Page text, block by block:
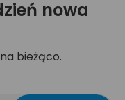
nowa
bieżąco.